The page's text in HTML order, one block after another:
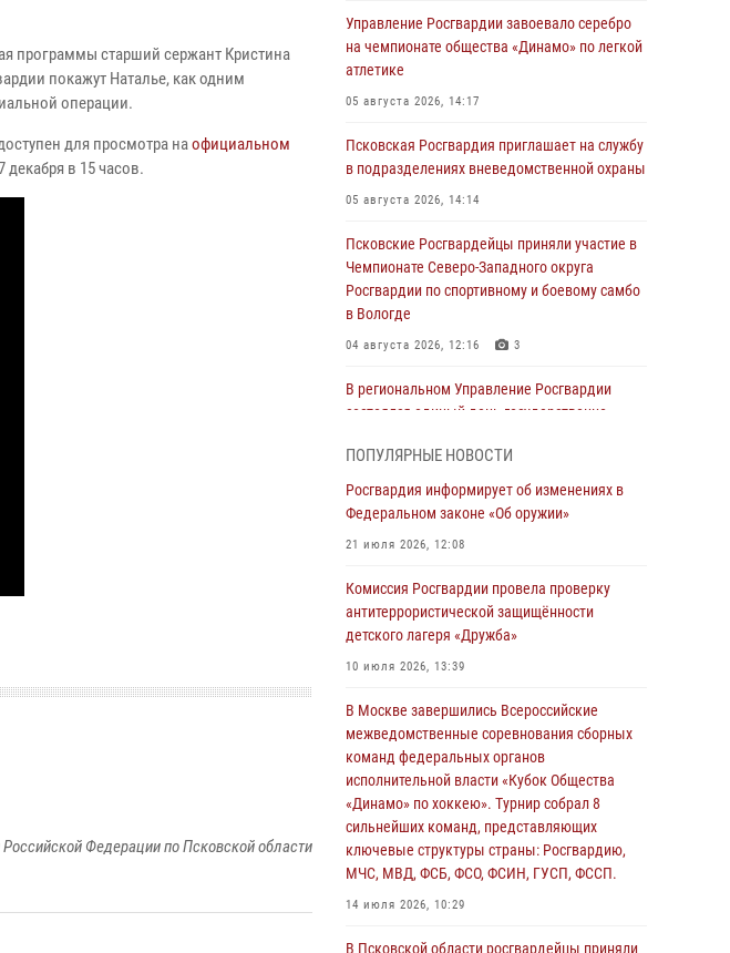
программы старший сержант Кристина
покажут Наталье, как одним
операции.
для просмотра наофициальном
декабря в 15 часов.
Федерации по Псковской области
Управление Росгвардии завоевало серебро
на чемпионате общества «Динамо» по легкой
атлетике
05 августа 2026, 14:17
Псковская Росгвардия приглашает на службу
в подразделениях вневедомственной охраны
05 августа 2026, 14:14
Псковские Росгвардейцы приняли участие в
Чемпионате Северо-Западного округа
Росгвардии по спортивному и боевому самбо
в Вологде
04 августа 2026, 12:16 3
В региональном Управление Росгвардии
состоялся единый день государственно-
Генерал-полковник Юрий Аверин выступил на
смыслов»
03 августа 2026, 17:21
03 августа 2026, 14:10
Росгвардейцы принимают участие в
обеспечении общественной безопасности во
время празднования Дня ВДВ
02 августа 2026, 13:28
За минувшие сутки Псковские росгвардейцы
выезжали два раза на улицу Труда
ПОПУЛЯРНЫЕ НОВОСТИ
Росгвардия информирует об изменениях в
Федеральном законе «Об оружии»
21 июля 2026, 12:08
Комиссия Росгвардии провела проверку
антитеррористической защищённости
детского лагеря «Дружба»
10 июля 2026, 13:39
В Москве завершились Всероссийские
межведомственные соревнования сборных
команд федеральных органов
исполнительной власти «Кубок Общества
«Динамо» по хоккею». Турнир собрал 8
сильнейших команд, представляющих
ключевые структуры страны: Росгвардию,
МЧС, МВД, ФСБ, ФСО, ФСИН, ГУСП, ФССП.
14 июля 2026, 10:29
В Псковской области росгвардейцы приняли